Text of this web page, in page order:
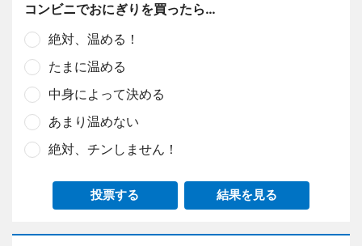
コンビニでおにぎりを買ったら…
絶対、温める！
たまに温める
中身によって決める
あまり温めない
絶対、チンしません！
投票する 結果を見る